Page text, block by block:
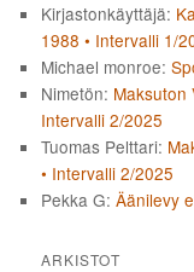
Kirjastonkäyttäjä:
1988 • Intervalli 1/
Michael monroe:
Nimetön: Maksuton
Intervalli 2/2025
Tuomas Pelttari:
• Intervalli 2/2025
Pekka G:Äänilevy
ARKISTOT